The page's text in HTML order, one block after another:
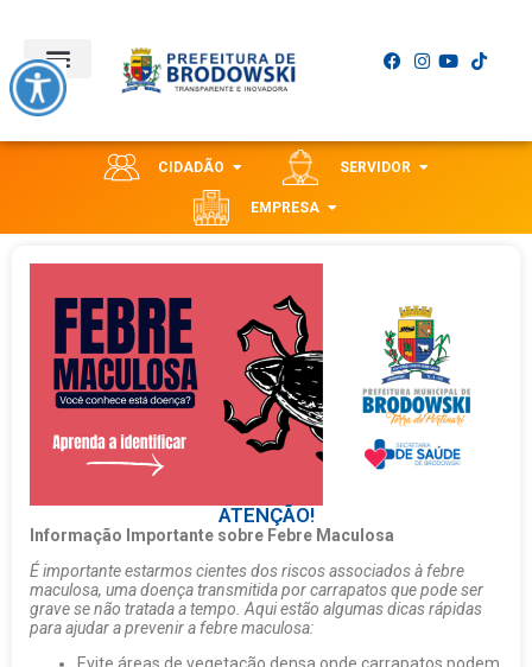
CIDADÃO SERVIDOR
EMPRESA
ATENÇÃO!
Informação Importante sobre Febre Maculosa
É importante estarmos cientes dos riscos associados à febre
maculosa, uma doença transmitida por carrapatos que pode ser
grave se não tratada a tempo. Aqui estão algumas dicas rápidas
para ajudar a prevenir a febre maculosa: